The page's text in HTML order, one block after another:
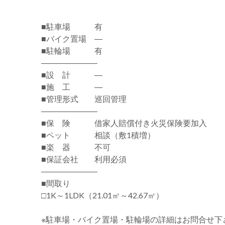
■駐車場 有
■バイク置場 ―
■駐輪場 有
―――――――
■設 計 ―
■施 工 ―
■管理形式 巡回管理
―――――――
■保 険 借家人賠償付き火災保険要加入
■ペット 相談（敷1積増）
■楽 器 不可
■保証会社 利用必須
―――――――
■間取り
□1K～1LDK（21.01㎡～42.67㎡）
※駐車場・バイク置場・駐輪場の詳細はお問合せ下